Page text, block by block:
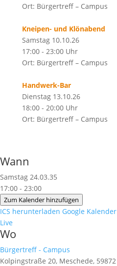
Ort: Bürgertreff – Campus
Kneipen- und Klönabend
Samstag 10.10.26
17:00 - 23:00 Uhr
Ort: Bürgertreff – Campus
Handwerk-Bar
Dienstag 13.10.26
18:00 - 20:00 Uhr
Ort: Bürgertreff – Campus
Wann
Samstag 24.03.35
17:00 - 23:00
Zum Kalender hinzufügen
ICS herunterladen Google Kalender
Live
Wo
Bürgertreff - Campus
Kolpingstraße 20, Meschede, 59872